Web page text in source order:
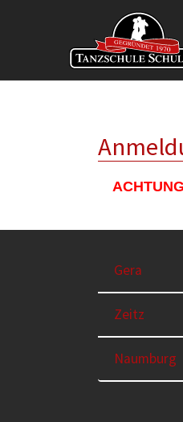
Gera
Zeitz
Naumburg